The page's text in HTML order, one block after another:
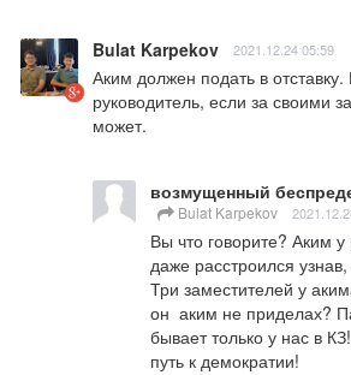
Bulat Karpekov 2021.12.24 05:59
Аким должен подать в отставку.
руководитель, если за своими
может.
возмущенный
Bulat Karpekov
Вы что говорите? Аким
даже расстроился
Три заместителей у
он  аким не приделах?
бывает только у нас в
путь к демократии!